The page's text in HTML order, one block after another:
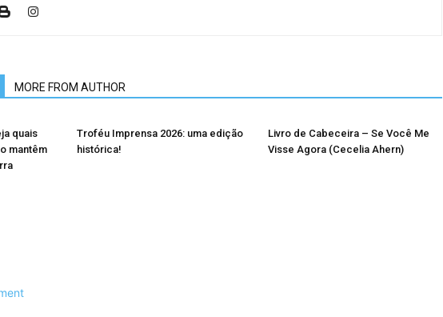
MORE FROM AUTHOR
quais
mantêm
Troféu Imprensa 2026: uma edição
histórica!
Livro de Cabeceira – Se Você Me
Visse Agora (Cecelia Ahern)